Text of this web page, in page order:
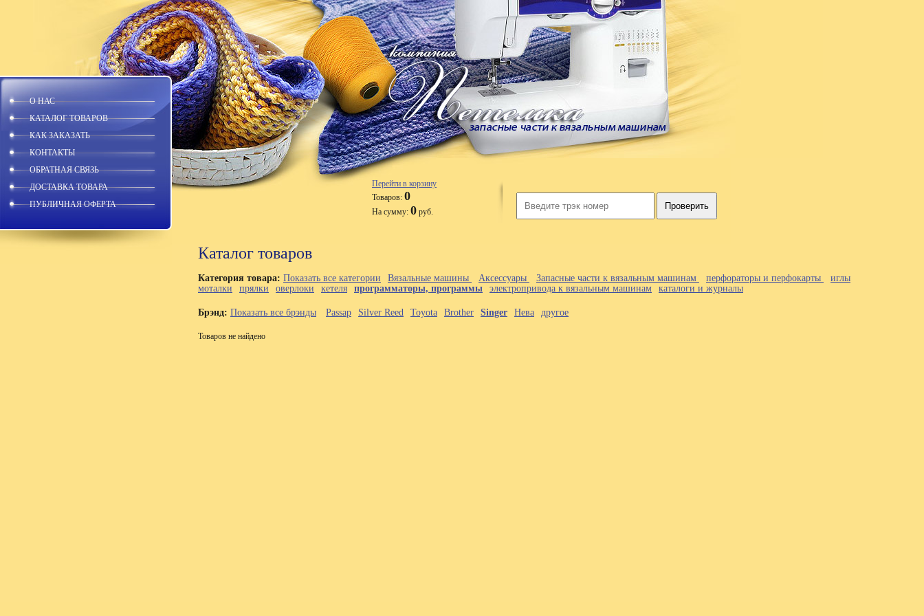
О НАС
КАТАЛОГ ТОВАРОВ
КАК ЗАКАЗАТЬ
КОНТАКТЫ
ОБРАТНАЯ СВЯЗЬ
ДОСТАВКА ТОВАРА
ПУБЛИЧНАЯ ОФЕРТА
Перейти в корзину
Товаров: 0
На сумму: 0 руб.
Проверить
Каталог товаров
Категория товара: Показать все категории Вязальные машины Аксессуары Запасные части к вязальным машинам перфораторы и перфокарты
иглы
моталки
прялки оверлоки кетеля программаторы, программы электропривода к вязальным машинам каталоги и журналы
Брэнд: Показать все брэнды Passap Silver Reed Toyota Brother Singer Нева другое
Товаров не найдено